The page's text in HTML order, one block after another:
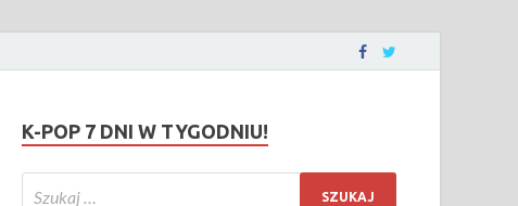
K-POP 7 DNI W TYGODNIU!